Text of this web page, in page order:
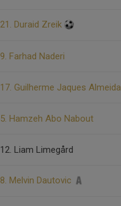
21. Duraid Zreik
9. Farhad Naderi
17. Guilherme Jaques Almeida
5. Hamzeh Abo Nabout
12. Liam Limegård
8. Melvin Dautovic